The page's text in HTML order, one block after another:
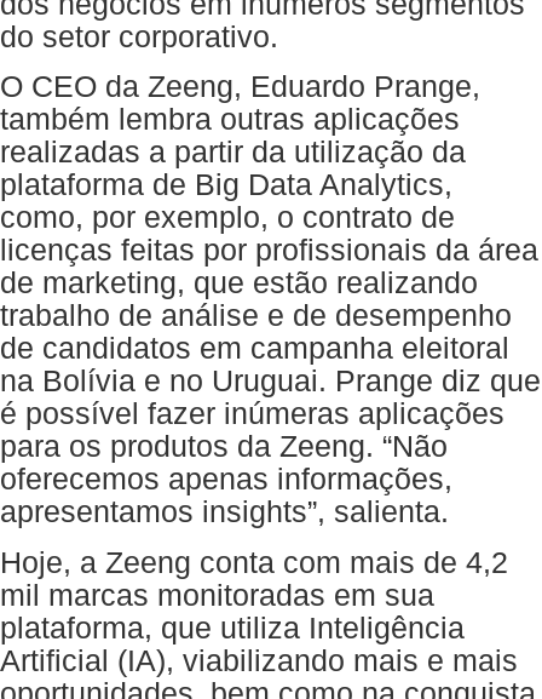
do setor corporativo.
O CEO da Zeeng, Eduardo Prange,
também lembra outras aplicações
realizadas a partir da utilização da
plataforma de Big Data Analytics,
como, por exemplo, o contrato de
licenças feitas por profissionais da área
de marketing, que estão realizando
trabalho de análise e de desempenho
de candidatos em campanha eleitoral
na Bolívia e no Uruguai. Prange diz que
é possível fazer inúmeras aplicações
para os produtos da Zeeng. “Não
oferecemos apenas informações,
apresentamos insights”, salienta.
Hoje, a Zeeng conta com mais de 4,2
mil marcas monitoradas em sua
plataforma, que utiliza Inteligência
Artificial (IA), viabilizando mais e mais